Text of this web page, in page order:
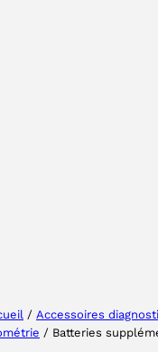
/ Accessoires
/ Batteries